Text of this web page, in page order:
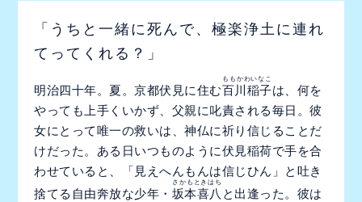
「うちと一緒に死んで、極楽浄土に連れ
てってくれる？」
明治四十年。夏。京都伏見に住む百川稲子
ももかわいなこ
は、何を
やっても上手くいかず、父親に叱責される毎日。彼
女にとって唯一の救いは、神仏に祈り信じることだ
けだった。ある日いつものように伏見稲荷で手を合
わせていると、「見えへんもんは信じひん」と吐き
捨てる自由奔放な少年・ 坂本喜八
さかもときはち
と出逢った。彼は